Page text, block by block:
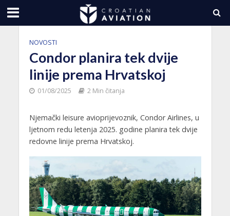
NOVOSTI
Condor planira tek dvije
linije prema Hrvatskoj
01/08/2025 2 Min čitanja
Njemački leisure avioprijevoznik, Condor Airlines, u
ljetnom redu letenja 2025. godine planira tek dvije
redovne linije prema Hrvatskoj.